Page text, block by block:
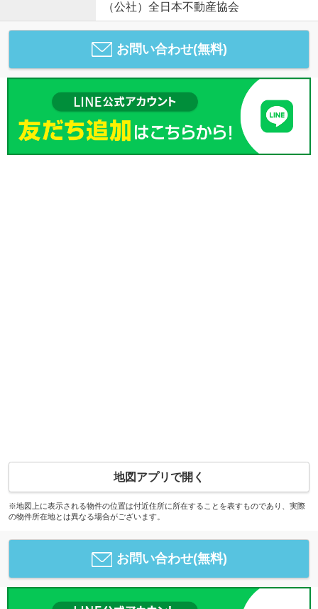
（公社）全日本不動産協会
お問い合わせ(無料)
地図アプリで開く
※地図上に表示される物件の位置は付近住所に所在することを表すものであり、実際
の物件所在地とは異なる場合がございます。
お問い合わせ(無料)